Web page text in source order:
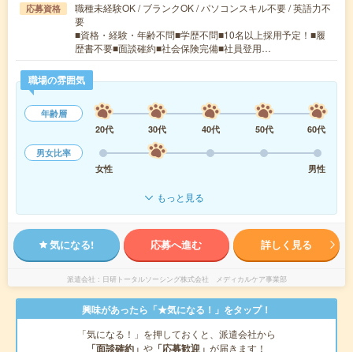
応募資格
職種未経験OK / ブランクOK / パソコンスキル不要 / 英語力不
要
■資格・経験・年齢不問■学歴不問■10名以上採用予定！■履
歴書不要■面談確約■社会保険完備■社員登用…
職場の雰囲気
年齢層
20代
30代 40代 50代
60代
男女比率
女性
男性
もっと見る
気になる! 応募へ進む 詳しく見る
派遣会社 日研トータルソーシング株式会社 メディカルケア事業部
興味があったら「★気になる！」をタップ！
「気になる！」を押しておくと、派遣会社から
「面談確約」 や 「応募歓迎」 が届きます！